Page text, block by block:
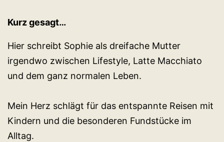
Kurz gesagt…
Hier schreibt Sophie als dreifache Mutter
irgendwo zwischen Lifestyle, Latte Macchiato
und dem ganz normalen Leben.
Mein Herz schlägt für das entspannte Reisen mit
Kindern und die besonderen Fundstücke im
Alltag.